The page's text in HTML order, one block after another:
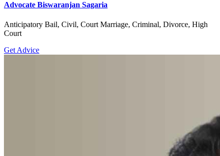
Advocate Biswaranjan Sagaria
Anticipatory Bail, Civil, Court Marriage, Criminal, Divorce, High
Court
Get Advice